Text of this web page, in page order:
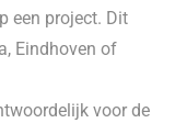
een project. Dit
Eindhoven of
voor de